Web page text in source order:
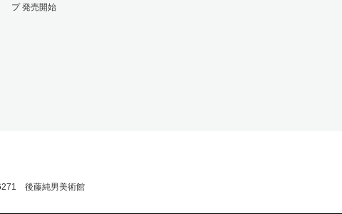
プ 発売開始
後藤純男美術館